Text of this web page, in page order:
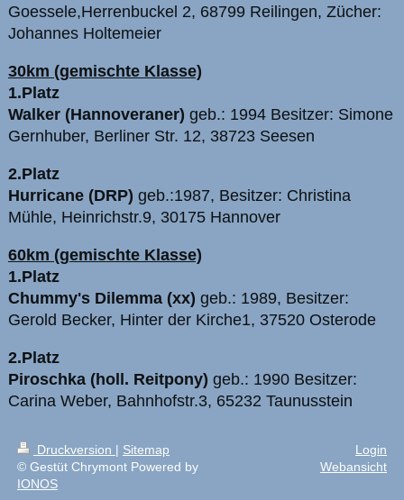
Goessele,Herrenbuckel 2, 68799 Reilingen, Zücher:
Johannes Holtemeier
30km (gemischte Klasse)
1.Platz
Walker (Hannoveraner) geb.: 1994 Besitzer: Simone
Gernhuber, Berliner Str. 12, 38723 Seesen
2.Platz
Hurricane (DRP) geb.:1987, Besitzer: Christina
Mühle, Heinrichstr.9, 30175 Hannover
60km (gemischte Klasse)
1.Platz
Chummy's Dilemma (xx) geb.: 1989, Besitzer:
Gerold Becker, Hinter der Kirche1, 37520 Osterode
2.Platz
Piroschka (holl. Reitpony) geb.: 1990 Besitzer:
Carina Weber, Bahnhofstr.3, 65232 Taunusstein
Druckversion | Sitemap
© Gestüt Chrymont Powered by
IONOS
Login
Webansicht